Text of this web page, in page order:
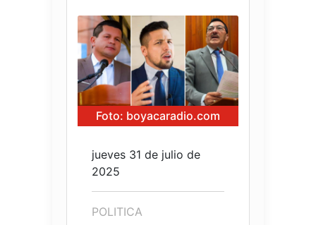
Foto: boyacaradio.com
jueves 31 de julio de
2025
POLITICA